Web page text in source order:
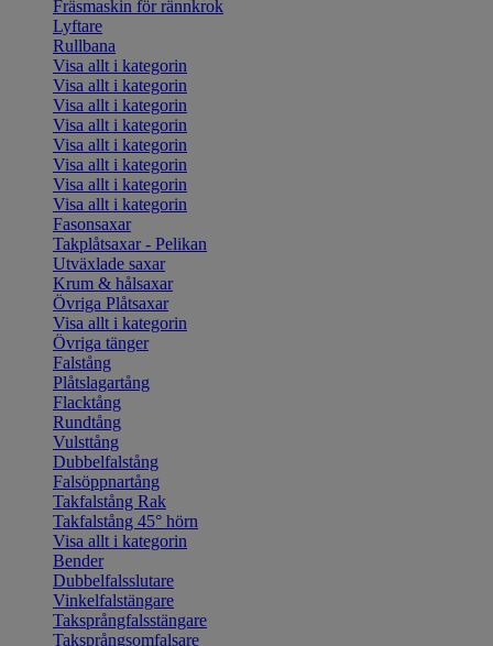
Fräsmaskin för rännkrok
Lyftare
Rullbana
Visa allt i kategorin
Visa allt i kategorin
Visa allt i kategorin
Visa allt i kategorin
Visa allt i kategorin
Visa allt i kategorin
Visa allt i kategorin
Visa allt i kategorin
Fasonsaxar
Takplåtsaxar - Pelikan
Utväxlade saxar
Krum & hålsaxar
Övriga Plåtsaxar
Visa allt i kategorin
Övriga tänger
Falstång
Plåtslagartång
Flacktång
Rundtång
Vulsttång
Dubbelfalstång
Falsöppnartång
Takfalstång Rak
Takfalstång 45° hörn
Visa allt i kategorin
Bender
Dubbelfalsslutare
Vinkelfalstängare
Taksprångfalsstängare
Taksprångsomfalsare